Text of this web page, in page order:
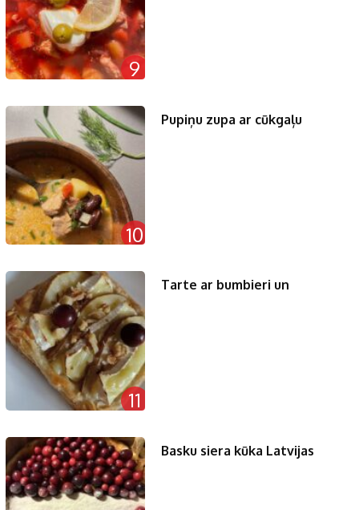
9
10
Pupiņu zupa ar cūkgaļu
11
Tarte ar bumbieri un
Basku siera kūka Latvijas